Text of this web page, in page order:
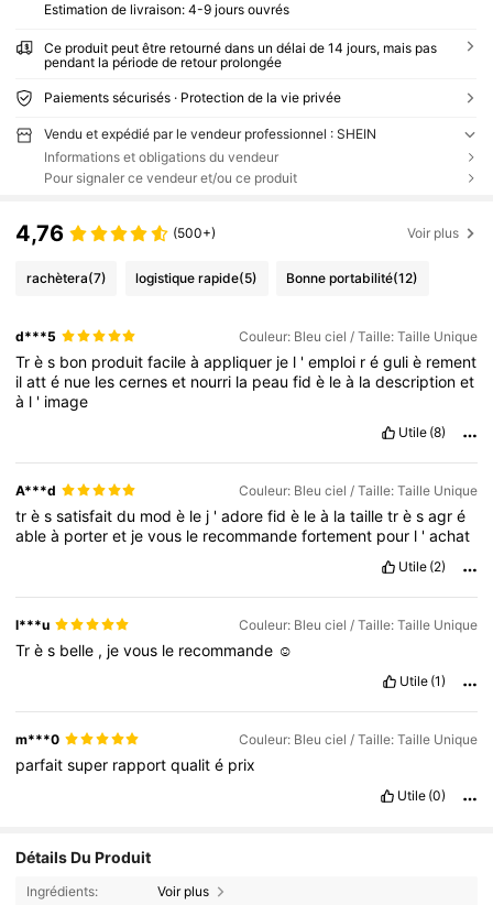
Estimation de livraison: 4-9 jours ouvrés
Ce produit peut être retourné dans un délai de 14 jours, mais pas
pendant la période de retour prolongée
Paiements sécurisés · Protection de la vie privée
Vendu et expédié par le vendeur professionnel : SHEIN
Informations et obligations du vendeur
Pour signaler ce vendeur et/ou ce produit
4,76 (500+) Voir plus
rachètera(7) logistique rapide(5) Bonne portabilité(12)
d***5 Couleur: Bleu ciel / Taille: Taille Unique
Très bon produitfacileàappliquer je l 'emploi réguliè rement
ilatté nue lescerneset nourri la peaufidè leà ladescriptionet
à l ' image
Utile (8)
A***d Couleur: Bleu ciel / Taille: Taille Unique
trèssatisfaitdu modè le j 'adorefidè leà latailletrèsagré
ableà porteret jevous le recommandefortement pour l 'achat
Utile (2)
l***u Couleur: Bleu ciel / Taille: Taille Unique
Très belle , jevous le recommande ☺️
Utile (1)
m***0 Couleur: Bleu ciel / Taille: Taille Unique
parfaitsuper rapportqualité prix
Utile (0)
Détails Du Produit
Ingrédients:
Voir plus